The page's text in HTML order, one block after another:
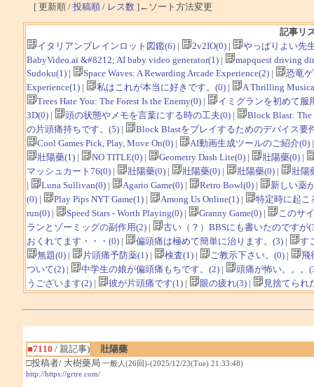
[ 更新順 / 投稿順 / レス数 ]←ソート方法変更
記事リ
イタリアンブレインロット図鑑(6)| 2v2IO(0)|
やっぱりよい先
BabyVideo.ai &#8212; AI baby video generator(1)|
mapquest driving
Sudoku(1)| Space Waves: A Rewarding Arcade Experience(2)|
恐竜
Experience(1)| 私はこれが本当に好きです。(0)|
A Thrilling
Trees Hate You: The Forest Is the Enemy(0)|
イミグランを初めて服
3D(0)| 頭の状態やメモを言葉にする時の工夫(0)|
Block Blast: The
の片頭痛持ちです。(5)|
Block Blastをプレイするためのデバイス要
Cool Games Pick, Play, Move On(0)| AI動画生成ツールのご紹介(0)
壯陽藥(1)| NO TITLE(0)| Geometry Dash Lite(0)| 壯陽藥(0)|
マッシュカート76(0)| 壯陽藥(0)| 壯陽藥(0)| 壯陽藥(0)|
壯陽
|
Luna Sullivan(0)| Agario Game(0)| Retro Bowl(0)|
新しい薬
(0)| Play Pips NYT Game(1)| Among Us Online(1)|
特定時に起こ
run(0)| Speed Stars - Worth Playing(0)| Granny Game(0)|
このサ
ランとゾーミッグの副作用(2)|
古い（？）BBSにも書いたのですが
おくれてます・・・(0)| 偏頭痛は極めて簡単に治ります。(3)|
す
無題(0)| 片頭痛予防薬(1)| 検査(1)| ご教示下さい。(0)|
飛
ついて(2)| 中学生の娘が偏頭痛もちです。(2)|
頭痛が怖い。。。
うございます(2)| 彼が片頭痛です(1)| 眼の疲れ(3)| 見捨てられ
■7110 / 親記事)
壯陽藥
□投稿者/ 大樹藥局 一般人(26回)-(2025/12/23(Tue) 21:33:48)
http://https://grtre.com/